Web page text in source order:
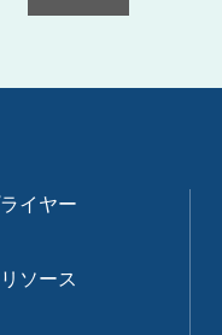
イヤー
ソース